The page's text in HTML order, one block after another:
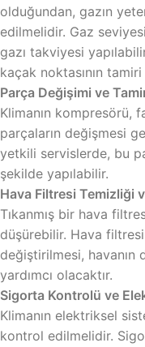
olduğundan, gazın
edilmelidir. Gaz
gazı takviyesi
kaçak noktasının
Parça Değişimi ve
Klimanın kompresörü,
parçaların değişmesi
yetkili servislerde, bu
şekilde yapılabilir.
Hava Filtresi Temizliği
Tıkanmış bir hava
düşürebilir. Hava
değiştirilmesi, havanın
yardımcı olacaktır.
Sigorta Kontrolü ve
Klimanın elektriksel
kontrol edilmelidir.